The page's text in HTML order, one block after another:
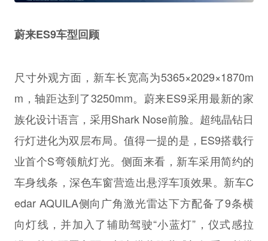
蔚来ES9车型回顾
尺寸外观方面，新车长宽高为5365×2029×1870m
m，轴距达到了3250mm。蔚来ES9采用最新的家
族化设计语言，采用Shark Nose前脸。超纯晶钻日
行灯进化为双层布局。值得一提的是，ES9搭载行
业首个S弯领航灯光。侧面来看，新车采用简约的
车身线条，深色车窗营造出悬浮车顶效果。新车C
edar AQUILA侧向广角激光雷达下方配备了9条横
向灯线，并加入了辅助驾驶“小蓝灯”，仪式感拉